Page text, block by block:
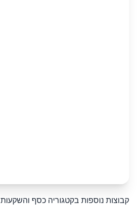
קבוצות נוספות בקטגוריה כסף והשקעות